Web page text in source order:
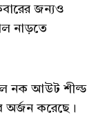
জন্যও
নাড়তে
নক আউট শীল্ড
অর্জন করেছে।